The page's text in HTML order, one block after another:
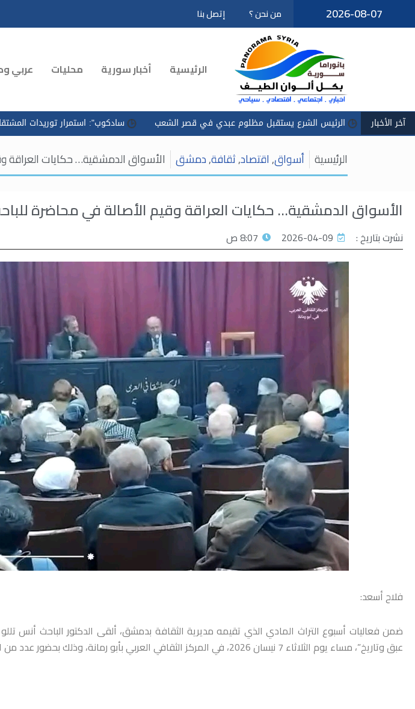
تخطى
2026-08-07 من نحن ؟ إتصل بنا
الرئيسية أخبار سورية محليات عربي
آخر الأخبار
الشرع يستقبل مظلوم عبدي في قصر الشعب سادكوب": استمرار توريدات المشتقات النفطية وتسريع
الرئيسية أسواق,اقتصاد,ثقافة,دمشق الأسواق الدمشقية… حكايات العراقة
الأسواق الدمشقية… حكايات العراقة وقيم الأصالة في محاضرة
نشرت بتاريخ : 2026-04-09 8:07 ص
فلاح أسعد:
ضمن فعاليات أسبوع التراث المادي الذي تقيمه مديرية الثقافة بدمشق، ألقى الدكتور الباحث أنس
عبق وتاريخ”، مساء يوم الثلاثاء 7 نيسان 2026، في المركز الثقافي العربي بأبو رمانة، وذلك بحضور عدد من الباحثين والمهتمين بالتراث.